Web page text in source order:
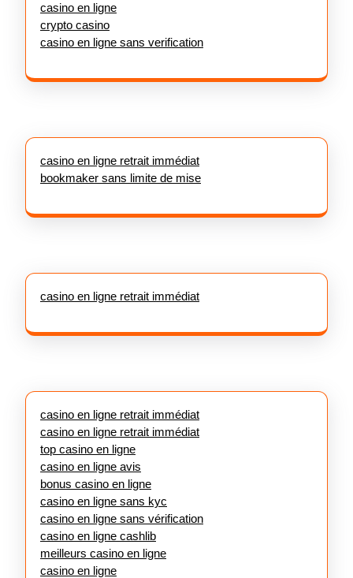
casino en ligne
crypto casino
casino en ligne sans verification
casino en ligne retrait immédiat
bookmaker sans limite de mise
casino en ligne retrait immédiat
casino en ligne retrait immédiat
casino en ligne retrait immédiat
top casino en ligne
casino en ligne avis
bonus casino en ligne
casino en ligne sans kyc
casino en ligne sans vérification
casino en ligne cashlib
meilleurs casino en ligne
casino en ligne